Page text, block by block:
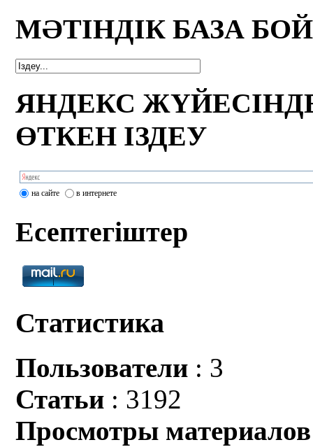
МӘТІНДІК БАЗА
ЯНДЕКС
ӨТКЕН ІЗДЕУ
на сайте в интернете
Есептегіштер
Статистика
Пользователи : 3
Статьи : 3192
Просмотры материалов